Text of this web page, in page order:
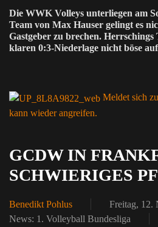
Die WWK Volleys unterliegen am
Team von Max Hauser gelingt es
Gastgeber zu brechen.
klaren 0:3-Niederlage nicht böse
Meldet sich
kann wieder angreifen.
GCDW IN
SCHWIERIGES
Benedikt Pohlus
Freitag, 12.
News: 1. Volleyball Bundesliga